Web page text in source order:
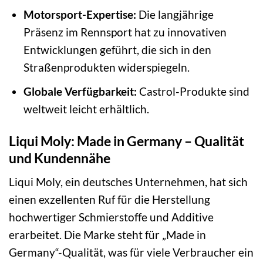
Motorsport-Expertise: Die langjährige
Präsenz im Rennsport hat zu innovativen
Entwicklungen geführt, die sich in den
Straßenprodukten widerspiegeln.
Globale Verfügbarkeit: Castrol-Produkte sind
weltweit leicht erhältlich.
Liqui Moly: Made in Germany – Qualität
und Kundennähe
Liqui Moly, ein deutsches Unternehmen, hat sich
einen exzellenten Ruf für die Herstellung
hochwertiger Schmierstoffe und Additive
erarbeitet. Die Marke steht für „Made in
Germany“-Qualität, was für viele Verbraucher ein